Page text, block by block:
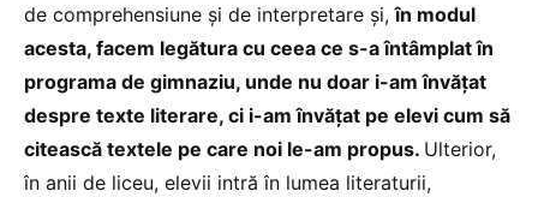
de comprehensiune și de interpretare și,în modul
acesta, facem legătura cu ceea ce s-a întâmplat în
programa de gimnaziu, unde nu doar i-am învățat
despre texte literare, ci i-am învățat pe elevi cum să
citească textele pe care noi le-am propus. Ulterior,
în anii de liceu, elevii intră în lumea literaturii,